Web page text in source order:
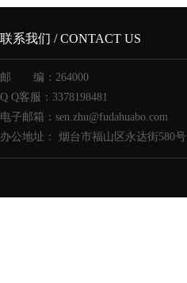
联系我们 / CONTACT US
邮 编：264000
Q Q客服：3378198481
电子邮箱：sen.zhu@fudahuabo.com
办公地址： 烟台市福山区永达街580号